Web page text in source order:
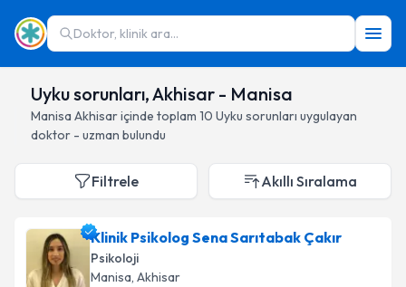
Doktor, klinik ara...
Uyku sorunları, Akhisar - Manisa
Manisa Akhisariçinde toplam 10 Uyku sorunları uygulayan
doktor - uzman bulundu
Filtrele Akıllı Sıralama
Klinik Psikolog Sena Sarıtabak Çakır
Psikoloji
Manisa, Akhisar